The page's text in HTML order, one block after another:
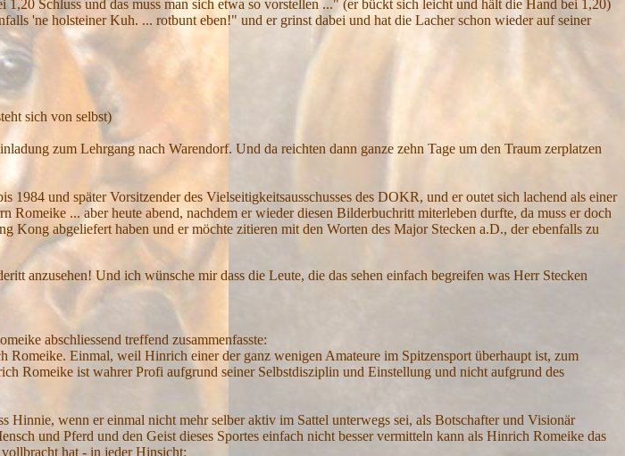
Schluss und das muss man sich etwa so vorstellen ..." (er bückt sich leicht und hält die Hand bei 1,20)
'ne holsteiner Kuh. ... rotbunt eben!" und er grinst dabei und hat die Lacher schon wieder auf seiner
sich von selbst)
zum Lehrgang nach Warendorf. Und da reichten dann ganze zehn Tage um den Traum zerplatzen
und später Vorsitzender des Vielseitigkeitsausschusses des DOKR, und er outet sich lachend als einer
... aber heute abend, nachdem er wieder diesen Bilderbuchritt miterleben durfte, da muss er doch
abgeliefert haben und er möchte zitieren mit den Worten des Major Stecken a.D., der ebenfalls zu
anzusehen! Und ich wünsche mir dass die Leute, die das sehen einfach begreifen was Herr Stecken
abschliessend treffend zusammenfasste:
Einmal, weil Hinrich einer der ganz wenigen Amateure im Spitzensport überhaupt ist, zum
Romeike ist wahrer Profi aufgrund seiner Selbstdisziplin und Einstellung und nicht aufgrund des
wenn er einmal nicht mehr selber aktiv im Sattel unterwegs sei, als Botschafter und Visionär
und Pferd und den Geist dieses Sportes einfach nicht besser vermitteln kann als Hinrich Romeike das
hat - in jeder Hinsicht: